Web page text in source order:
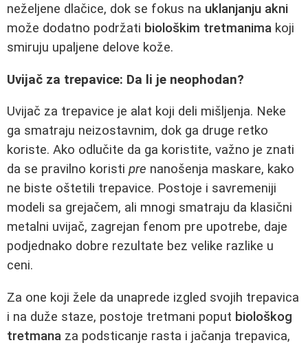
neželjene dlačice, dok se fokus na uklanjanju akni
može dodatno podržati biološkim tretmanima koji
smiruju upaljene delove kože.
Uvijač za trepavice: Da li je neophodan?
Uvijač za trepavice je alat koji deli mišljenja. Neke
ga smatraju neizostavnim, dok ga druge retko
koriste. Ako odlučite da ga koristite, važno je znati
da se pravilno koristi pre nanošenja maskare, kako
ne biste oštetili trepavice. Postoje i savremeniji
modeli sa grejačem, ali mnogi smatraju da klasični
metalni uvijač, zagrejan fenom pre upotrebe, daje
podjednako dobre rezultate bez velike razlike u
ceni.
Za one koji žele da unaprede izgled svojih trepavica
i na duže staze, postoje tretmani poput biološkog
tretmana za podsticanje rasta i jačanja trepavica,